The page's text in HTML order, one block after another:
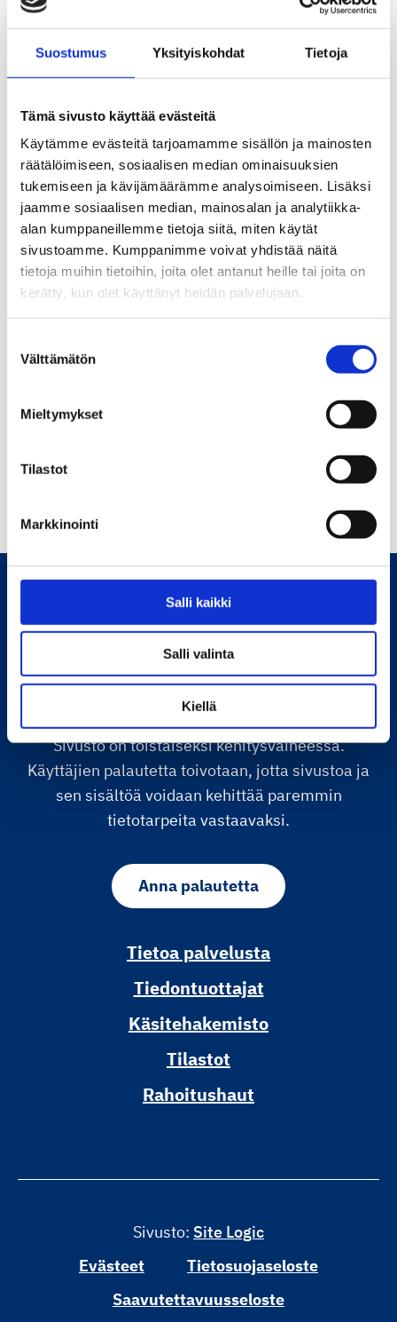
Suostumus Yksityiskohdat Tietoja
Tämä sivusto käyttää evästeitä
Käytämme evästeitä tarjoamamme sisällön ja mainosten
räätälöimiseen, sosiaalisen median ominaisuuksien
tukemiseen ja kävijämäärämme analysoimiseen. Lisäksi
jaamme sosiaalisen median, mainosalan ja analytiikka-
alan kumppaneillemme tietoja siitä, miten käytät
sivustoamme. Kumppanimme voivat yhdistää näitä
tietoja muihin tietoihin, joita olet antanut heille tai joita on
kerätty, kun olet käyttänyt heidän palvelujaan.
Välttämätön
Mieltymykset
Tilastot
Markkinointi
Salli kaikki
Salli valinta
Kiellä
rakennuskustannuksista käytetään taiteeseen.
Evästeasetukset
estävät sisällön
näyttämisen
Voi muuttaa evästeasetuksia
painikkeesta. Muuta valinta
taidejakulttuuri.fi
Palvelu on tuotettu yhteistyössä opetus- ja
kulttuuriministeriön sekä kulttuurialalta
Sivusto on toistaiseksi kehitysvaiheessa.
Käyttäjien palautetta toivotaan, jotta sivustoa ja
sen sisältöä voidaan kehittää paremmin
tietotarpeita vastaavaksi.
Anna palautetta
Tietoa palvelusta
Tiedontuottajat
Käsitehakemisto
Tilastot
Rahoitushaut
Sivusto: Site Logic
Evästeet
Tietosuojaseloste
Saavutettavuusseloste